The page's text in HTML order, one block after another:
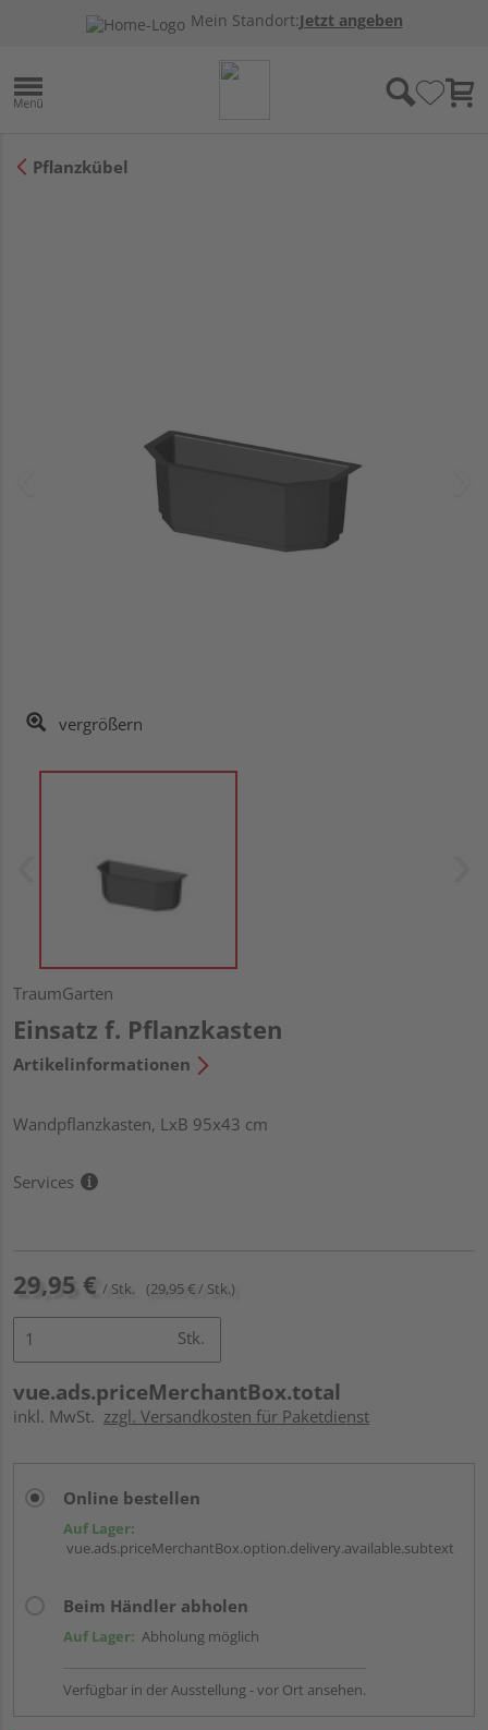
Mein Standort:Jetzt angeben
Pflanzkübel
vergrößern
TraumGarten
Einsatz f. Pflanzkasten
Artikelinformationen
Wandpflanzkasten, LxB 95x43 cm
Services
29,95 € / Stk. (29,95 € / Stk.)
Stk.
vue.ads.priceMerchantBox.total
inkl. MwSt. zzgl. Versandkosten für Paketdienst
Online bestellen
Auf Lager:
vue.ads.priceMerchantBox.option.delivery.available.subtext
Beim Händler abholen
Auf Lager: Abholung möglich
Verfügbar in der Ausstellung - vor Ort ansehen.